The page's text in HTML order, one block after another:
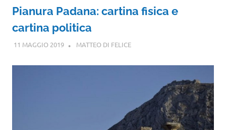
Pianura Padana: cartina fisica e
cartina politica
11 MAGGIO 2019 MATTEO DI FELICE